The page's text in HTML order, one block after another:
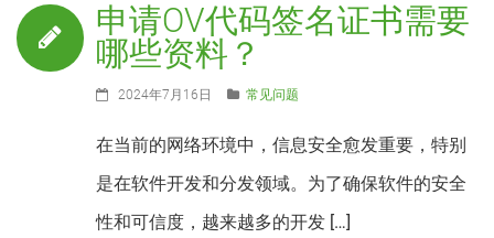
申请OV代码签名证书需要
哪些资料？
2024年7月16日 常见问题
在当前的网络环境中，信息安全愈发重要，特别
是在软件开发和分发领域。为了确保软件的安全
性和可信度，越来越多的开发 […]